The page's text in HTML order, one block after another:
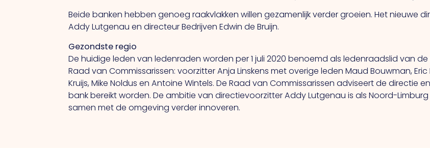
Beide banken hebben genoeg raakvlakken willen gezamenlijk verder groeien. Het nieuwe
Addy Lutgenau en directeur Bedrijven Edwin de Bruijn.
Gezondste regio
De huidige leden van ledenraden worden per 1 juli 2020 benoemd als ledenraadslid van
Raad van Commissarissen: voorzitter Anja Linskens met overige leden Maud Bouwman,
Kruijs, Mike Noldus en Antoine Wintels. De Raad van Commissarissen adviseert de
bank bereikt worden. De ambitie van directievoorzitter Addy Lutgenau is als Noord-
samen met de omgeving verder innoveren.